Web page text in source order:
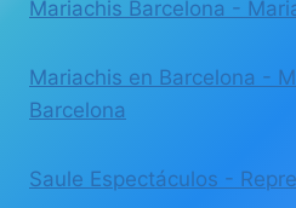
Mariachis Barcelona -
Mariachis en Barcelona -
Barcelona
Saule Espectáculos -